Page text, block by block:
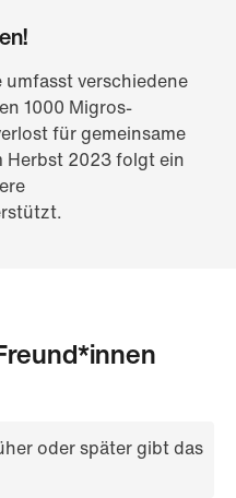
verschiedene
1000 Migros-
für gemeinsame
Herbst 2023 folgt ein
oder später gibt das